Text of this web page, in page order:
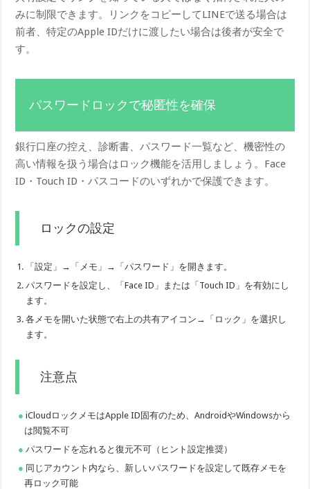
みに制限できます。リンクをコピーしてLINEで送る場合は
前者、特定のApple IDだけに渡したい場合は後者が安全で
す。
パスワードロックで秘匿性を確保
銀行口座の控え、診断書、パスワード一覧など、機密性の
高い情報を扱う場合はロック機能を活用しましょう。Face
ID・Touch ID・パスコードのいずれかで保護できます。
ロックの設定
「設定」→「メモ」→「パスワード」を開きます。
パスワードを設定し、「Face ID」または「Touch ID」を有効にし
ます。
各メモを開いた状態で右上の共有アイコン→「ロック」を選択し
ます。
注意点
iCloudロックメモはApple ID固有のため、AndroidやWindowsから
は閲覧不可
パスワードを忘れると復元不可（ヒント設定推奨）
同じアカウント内なら、新しいパスワードを設定して既存メモを
再ロック可能